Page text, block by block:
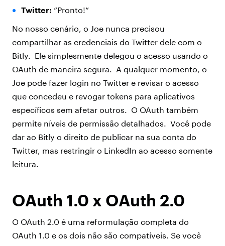
Twitter: “Pronto!”
No nosso cenário, o Joe nunca precisou
compartilhar as credenciais do Twitter dele com o
Bitly. Ele simplesmente delegou o acesso usando o
OAuth de maneira segura. A qualquer momento, o
Joe pode fazer login no Twitter e revisar o acesso
que concedeu e revogar tokens para aplicativos
específicos sem afetar outros. O OAuth também
permite níveis de permissão detalhados. Você pode
dar ao Bitly o direito de publicar na sua conta do
Twitter, mas restringir o LinkedIn ao acesso somente
leitura.
OAuth 1.0 x OAuth 2.0
O OAuth 2.0 é uma reformulação completa do
OAuth 1.0 e os dois não são compatíveis. Se você